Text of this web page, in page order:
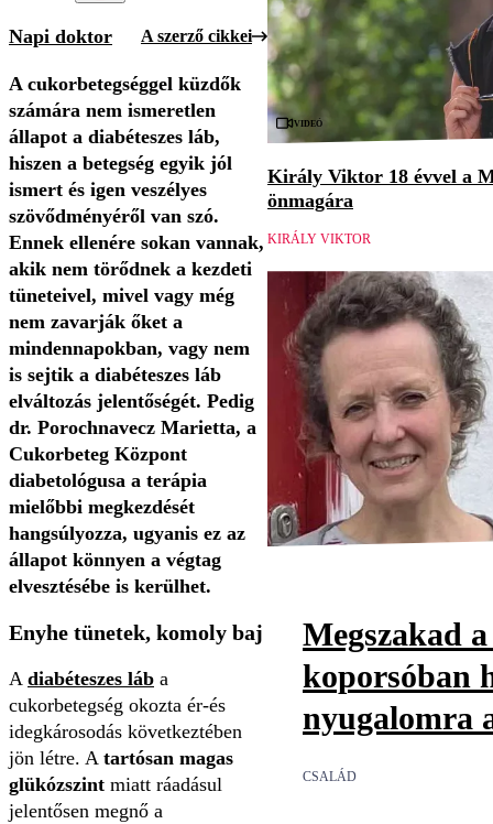
Napi doktor A szerző cikkei
A cukorbetegséggel küzdők
számára nem ismeretlen
állapot a diabéteszes láb,
hiszen a betegség egyik jól
ismert és igen veszélyes
szövődményéről van szó.
Ennek ellenére sokan vannak,
akik nem törődnek a kezdeti
tüneteivel, mivel vagy még
nem zavarják őket a
mindennapokban, vagy nem
is sejtik a diabéteszes láb
elváltozás jelentőségét. Pedig
dr. Porochnavecz Marietta, a
Cukorbeteg Központ
diabetológusa a terápia
mielőbbi megkezdését
hangsúlyozza, ugyanis ez az
állapot könnyen a végtag
elvesztésébe is kerülhet.
Enyhe tünetek, komoly baj
A diabéteszes láb a
cukorbetegség okozta ér-és
idegkárosodás következtében
jön létre. A tartósan magas
glükózszint miatt ráadásul
jelentősen megnő a
Videó
Király Viktor 18 évvel a
önmagára
KIRÁLY VIKTOR
Megszakad
koporsóban
nyugalomra
CSALÁD